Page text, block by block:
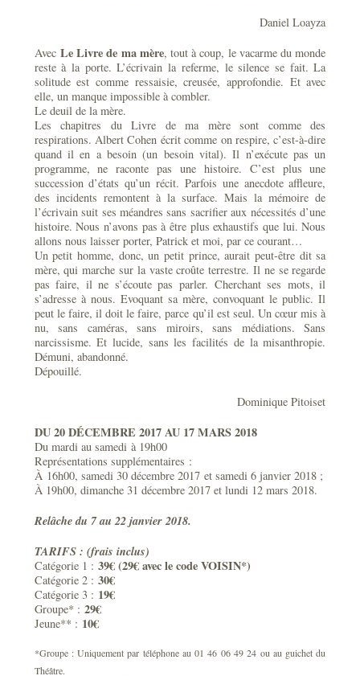
Daniel Loayza
Avec Le Livre de ma mère, tout à coup, le vacarme du monde
reste à la porte. L’écrivain la referme, le silence se fait. La
solitude est comme ressaisie, creusée, approfondie. Et avec
elle, un manque impossible à combler.
Le deuil de la mère.
Les chapitres du Livre de ma mère sont comme des
respirations. Albert Cohen écrit comme on respire, c’est-à-dire
quand il en a besoin (un besoin vital). Il n’exécute pas un
programme, ne raconte pas une histoire. C’est plus une
succession d’états qu’un récit. Parfois une anecdote affleure,
des incidents remontent à la surface. Mais la mémoire de
l’écrivain suit ses méandres sans sacrifier aux nécessités d’une
histoire. Nous n’avons pas à être plus exhaustifs que lui. Nous
allons nous laisser porter, Patrick et moi, par ce courant…
Un petit homme, donc, un petit prince, aurait peut-être dit sa
mère, qui marche sur la vaste croûte terrestre. Il ne se regarde
pas faire, il ne s’écoute pas parler. Cherchant ses mots, il
s’adresse à nous. Evoquant sa mère, convoquant le public. Il
peut le faire, il doit le faire, parce qu’il est seul. Un cœur mis à
nu, sans caméras, sans miroirs, sans médiations. Sans
narcissisme. Et lucide, sans les facilités de la misanthropie.
Démuni, abandonné.
Dépouillé.
Dominique Pitoiset
DU 20 DÉCEMBRE 2017 AU 17 MARS 2018
Du mardi au samedi à 19h00
Représentations supplémentaires :
À 16h00, samedi 30 décembre 2017 et samedi 6 janvier 2018 ;
À 19h00, dimanche 31 décembre 2017 et lundi 12 mars 2018.
Relâche du 7 au 22 janvier 2018.
TARIFS : (frais inclus)
Catégorie 1 : 39€ (29€ avec le code VOISIN*)
Catégorie 2 : 30€
Catégorie 3 : 19€
Groupe* : 29€
Jeune** : 10€
*Groupe : Uniquement par téléphone au 01 46 06 49 24 ou au guichet du
Théâtre.